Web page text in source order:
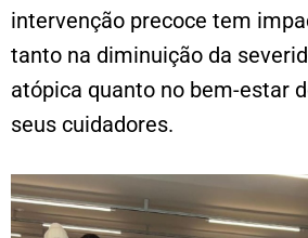
intervenção precoce tem
tanto na diminuição da
atópica quanto no bem-estar
seus cuidadores.